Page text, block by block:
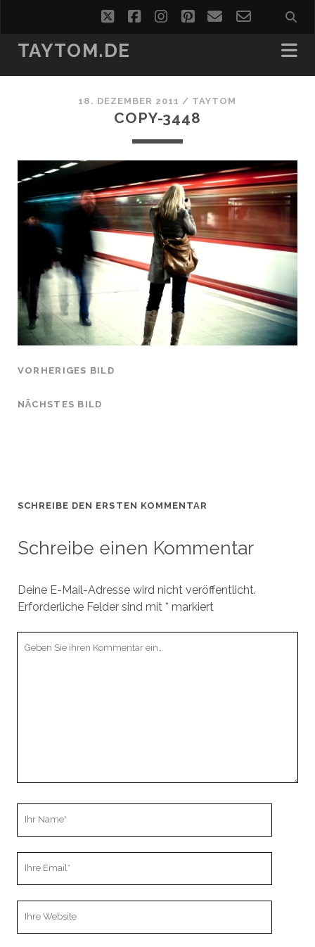
twitterfacebookinstagram
pinterest
emailemail-
form
TAYTOM.DE
18. DEZEMBER 2011 / TAYTOM
COPY-3448
VORHERIGES BILD
NÄCHSTES BILD
SCHREIBE DEN ERSTEN KOMMENTAR
Schreibe einen Kommentar
Deine E-Mail-Adresse wird nicht veröffentlicht.
Erforderliche Felder sind mit * markiert